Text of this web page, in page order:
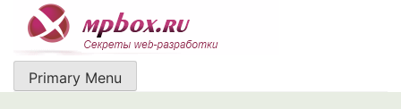
content
Primary Menu